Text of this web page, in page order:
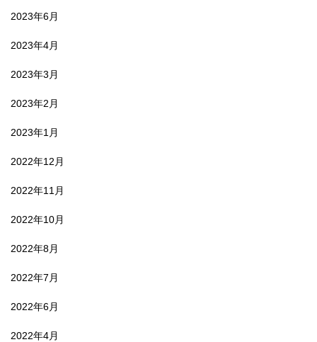
2023年6月
2023年4月
2023年3月
2023年2月
2023年1月
2022年12月
2022年11月
2022年10月
2022年8月
2022年7月
2022年6月
2022年4月